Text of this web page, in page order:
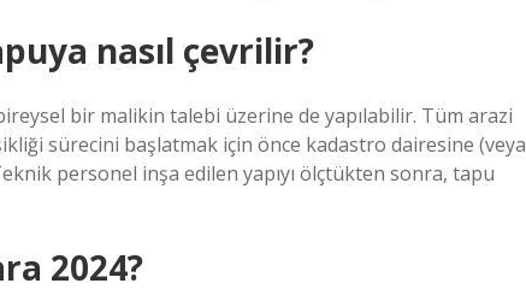
nasıl çevrilir?
bir malikin talebi üzerine de yapılabilir. Tüm arazi
sürecini başlatmak için önce kadastro dairesine (veya
personel inşa edilen yapıyı ölçtükten sonra, tapu
2024?